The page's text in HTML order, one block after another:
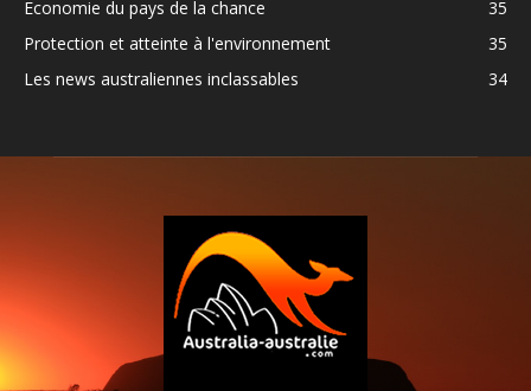
Economie du pays de la chance
35
Protection et atteinte à l'environnement
35
Les news australiennes inclassables
34